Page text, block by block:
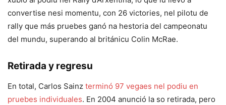
convertise nesi momentu, con 26 victories, nel pilotu de
rally que más pruebes ganó na hestoria del campeonatu
del mundu, superando al británicu Colin McRae.
Retirada y regresu
En total, Carlos Sainz terminó 97 vegaes nel podiu en
pruebes individuales. En 2004 anunció la so retirada, pero